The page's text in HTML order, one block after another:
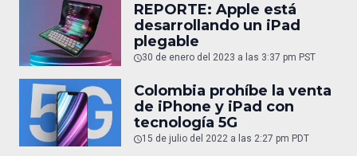
REPORTE: Apple está
desarrollando un iPad
plegable
30 de enero del 2023 a las 3:37 pm PST
Colombia prohíbe la venta
de iPhone y iPad con
tecnología 5G
15 de julio del 2022 a las 2:27 pm PDT